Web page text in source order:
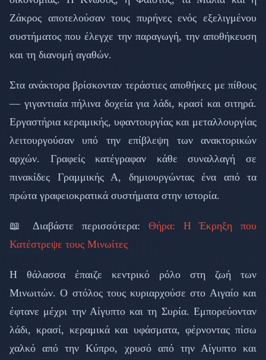
Ζάκρος αποτελούσαν τους πυρήνες ενός εξελιγμένου
συστήματος που έλεγχε την παραγωγή, την αποθήκευση
και τη διανομή αγαθών.
Στα ανάκτορα βρίσκονταν τεράστιες αποθήκες με πίθους
— γιγαντιαία πήλινα δοχεία για λάδι, κρασί και σιτηρά.
Εργαστήρια κεραμικής, υφαντουργίας και μεταλλουργίας
λειτουργούσαν υπό την επίβλεψη των ανακτορικών
αρχών. Γραφείς κατέγραφαν κάθε συναλλαγή σε
πινακίδες Γραμμικής Α, δημιουργώντας ένα από τα
πρώτα γραφειοκρατικά συστήματα στην ιστορία.
📖 Διαβάστε περισσότερα: Θήρα: Η Έκρηξη που
Κατέστρεψε τους Μινωίτες
Η θάλασσα έπαιζε κεντρικό ρόλο στη ζωή των
Μινωιτών. Ο στόλος τους κυριαρχούσε στο Αιγαίο και
έφτανε μέχρι την Αίγυπτο και τη Συρία. Εμπορεύονταν
λάδι, κρασί, κεραμικά και υφάσματα, φέρνοντας πίσω
χαλκό από την Κύπρο, χρυσό από την Αίγυπτο και